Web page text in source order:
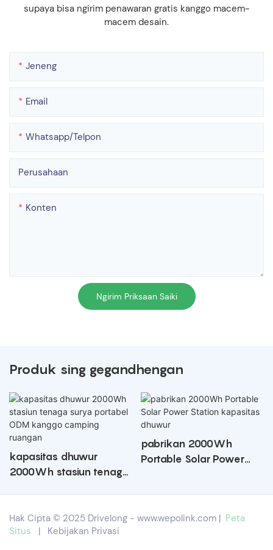
supaya bisa ngirim penawaran gratis kanggo macem-
macem desain.
Jeneng
Email
Whatsapp/telpon
Perusahaan
Konten
Ngirim Priksaan Saiki
Produk sing gegandhengan
kapasitas dhuwur
2000Wh stasiun tenaga
ruangan
pabrikan 2000Wh
Portable Solar Power
Hak Cipta © 2025 Drivelong - www.wepolink.com | Peta
Situs
| Kebijakan Privasi